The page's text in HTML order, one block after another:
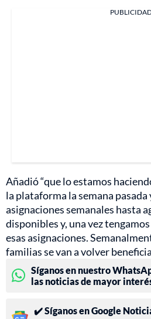
Añadió “que lo estamos
la plataforma la semana
asignaciones semanales hasta
disponibles y, una vez
esas asignaciones.
familias se van a volver
Síganos en nuestro
las noticias de mayor
✔️ Síganos en Google